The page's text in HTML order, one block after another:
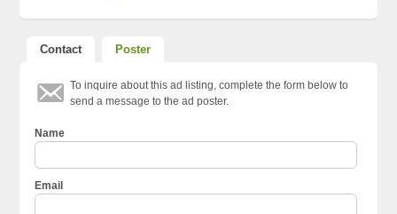
Contact Poster
To inquire about this ad listing, complete the form below to
send a message to the ad poster.
Name
Email